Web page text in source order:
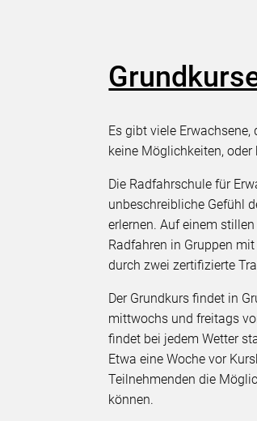
Es gibt viele
keine Möglichkeiten,
Die Radfahrschule für
unbeschreibliche Gefühl
erlernen. Auf einem
Radfahren in Gruppen
durch zwei zertifizierte
Der Grundkurs findet in
mittwochs und freitags
findet bei jedem Wetter
Etwa eine Woche vor
Teilnehmenden die
können.